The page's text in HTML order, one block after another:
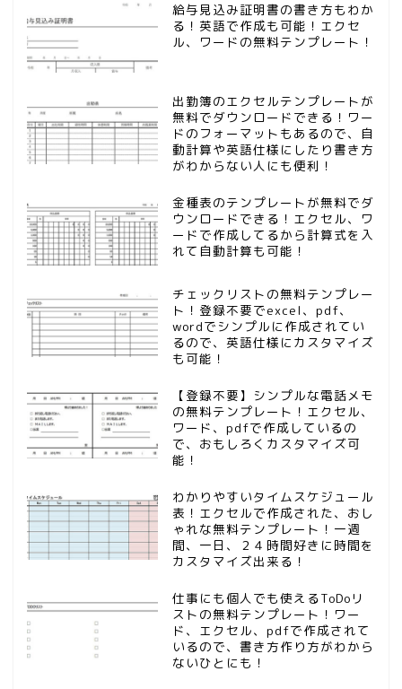
給与見込み証明書の書き方もわか
る！英語で作成も可能！エクセ
ル、ワードの無料テンプレート！
出勤簿のエクセルテンプレートが
無料でダウンロードできる！ワー
ドのフォーマットもあるので、自
動計算や英語仕様にしたり書き方
がわからない人にも便利！
金種表のテンプレートが無料でダ
ウンロードできる！エクセル、ワ
ードで作成してるから計算式を入
れて自動計算も可能！
チェックリストの無料テンプレー
ト！登録不要でexcel、pdf、
wordでシンプルに作成されてい
るので、英語仕様にカスタマイズ
も可能！
【登録不要】シンプルな電話メモ
の無料テンプレート！エクセル、
ワード、pdfで作成しているの
で、おもしろくカスタマイズ可
能！
わかりやすいタイムスケジュール
表！エクセルで作成された、おし
ゃれな無料テンプレート！一週
間、一日、２４時間好きに時間を
カスタマイズ出来る！
仕事にも個人でも使えるToDoリ
ストの無料テンプレート！ワー
ド、エクセル、pdfで作成されて
いるので、書き方作り方がわから
ないひとにも！